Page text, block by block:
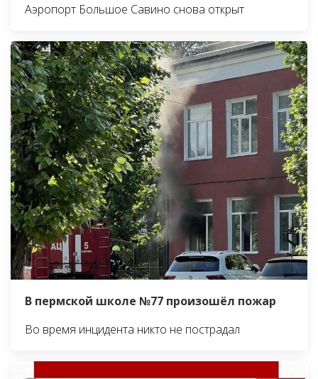
Аэропорт Большое Савино снова открыт
В пермской школе №77 произошёл пожар
Во время инцидента никто не пострадал